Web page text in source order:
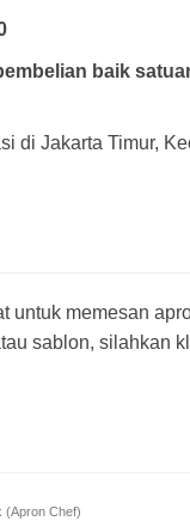
baik
di Jakarta Timur,
untuk memesan
sablon, silahkan
(Apron Chef)